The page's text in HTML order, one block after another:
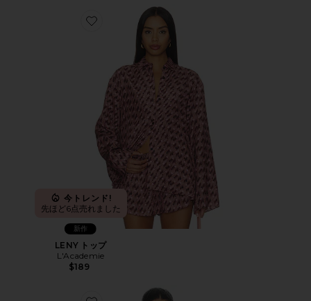
Favorite LENY トップ
今トレンド!
先ほど6点売れました
新作
LENY トップ
L'Academie
$189